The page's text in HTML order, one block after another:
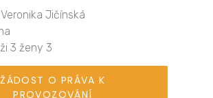
Veronika Jičínská
3 ženy 3
ŽÁDOST O PRÁVA K
PROVOZOVÁNÍ